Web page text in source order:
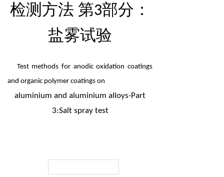
检测方法 第3部分：
盐雾试验
Test methods for anodic oxidation coatings
and organic polymer coatings on
aluminium and aluminium alloys-Part
3:Salt spray test